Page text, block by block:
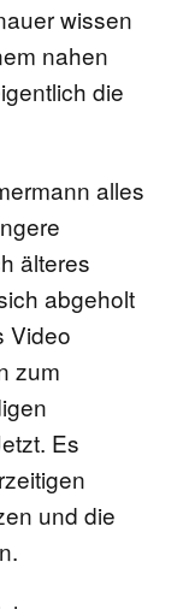
wissen
nahen
die
alles
älteres
abgeholt
Video
zum
Es
und die